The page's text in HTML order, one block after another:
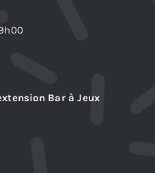
Bar à Jeux